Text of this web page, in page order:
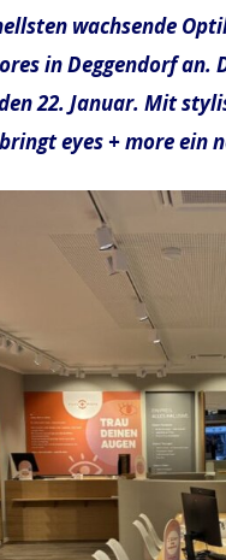
wachsende
in Deggendorf
22. Januar. Mit
eyes + more ein